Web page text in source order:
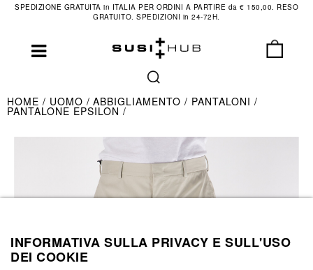
SPEDIZIONE GRATUITA in ITALIA PER ORDINI A PARTIRE da € 150,00. RESO
GRATUITO. SPEDIZIONI in 24-72H.
HOME UOMO ABBIGLIAMENTO PANTALONI
PANTALONE EPSILON
INFORMATIVA SULLA PRIVACY E SULL'USO
DEI COOKIE